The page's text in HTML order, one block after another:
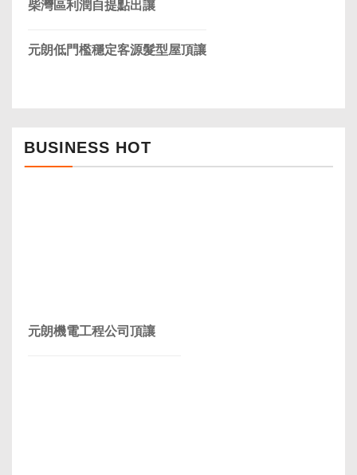
柴灣區利潤自提點出讓
元朗低門檻穩定客源髮型屋頂讓
BUSINESS HOT
元朗機電工程公司頂讓